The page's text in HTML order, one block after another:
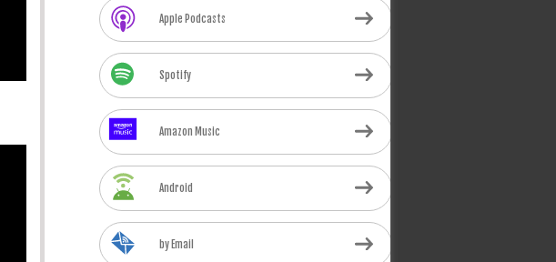
Apple Podcasts
Spotify
Amazon Music
Android
by Email